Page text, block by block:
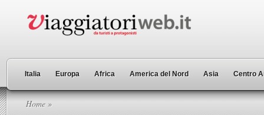
Italia Europa Africa America del Nord Asia Centro
Home »